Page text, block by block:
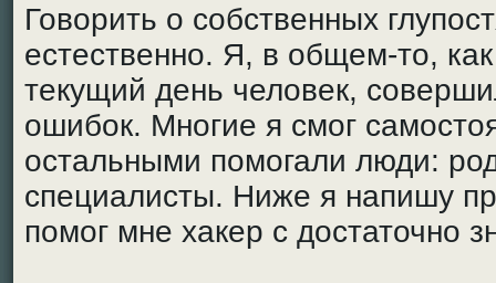
Говорить о собственных
естественно. Я, в общем-то,
текущий день человек,
ошибок. Многие я смог
остальными помогали люди:
специалисты. Ниже я напишу
помог мне хакер с достаточно